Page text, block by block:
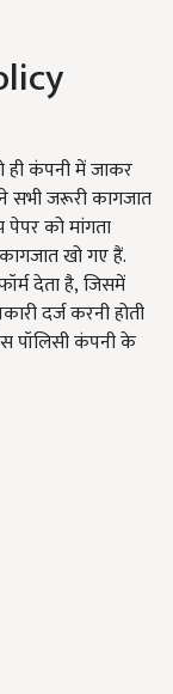
ही कंपनी में जाकर
सभी जरूरी कागजात
को मांगता
खो गए हैं.
देता है,जिसमें
दर्ज करनी होती
पॉलिसी कंपनी के